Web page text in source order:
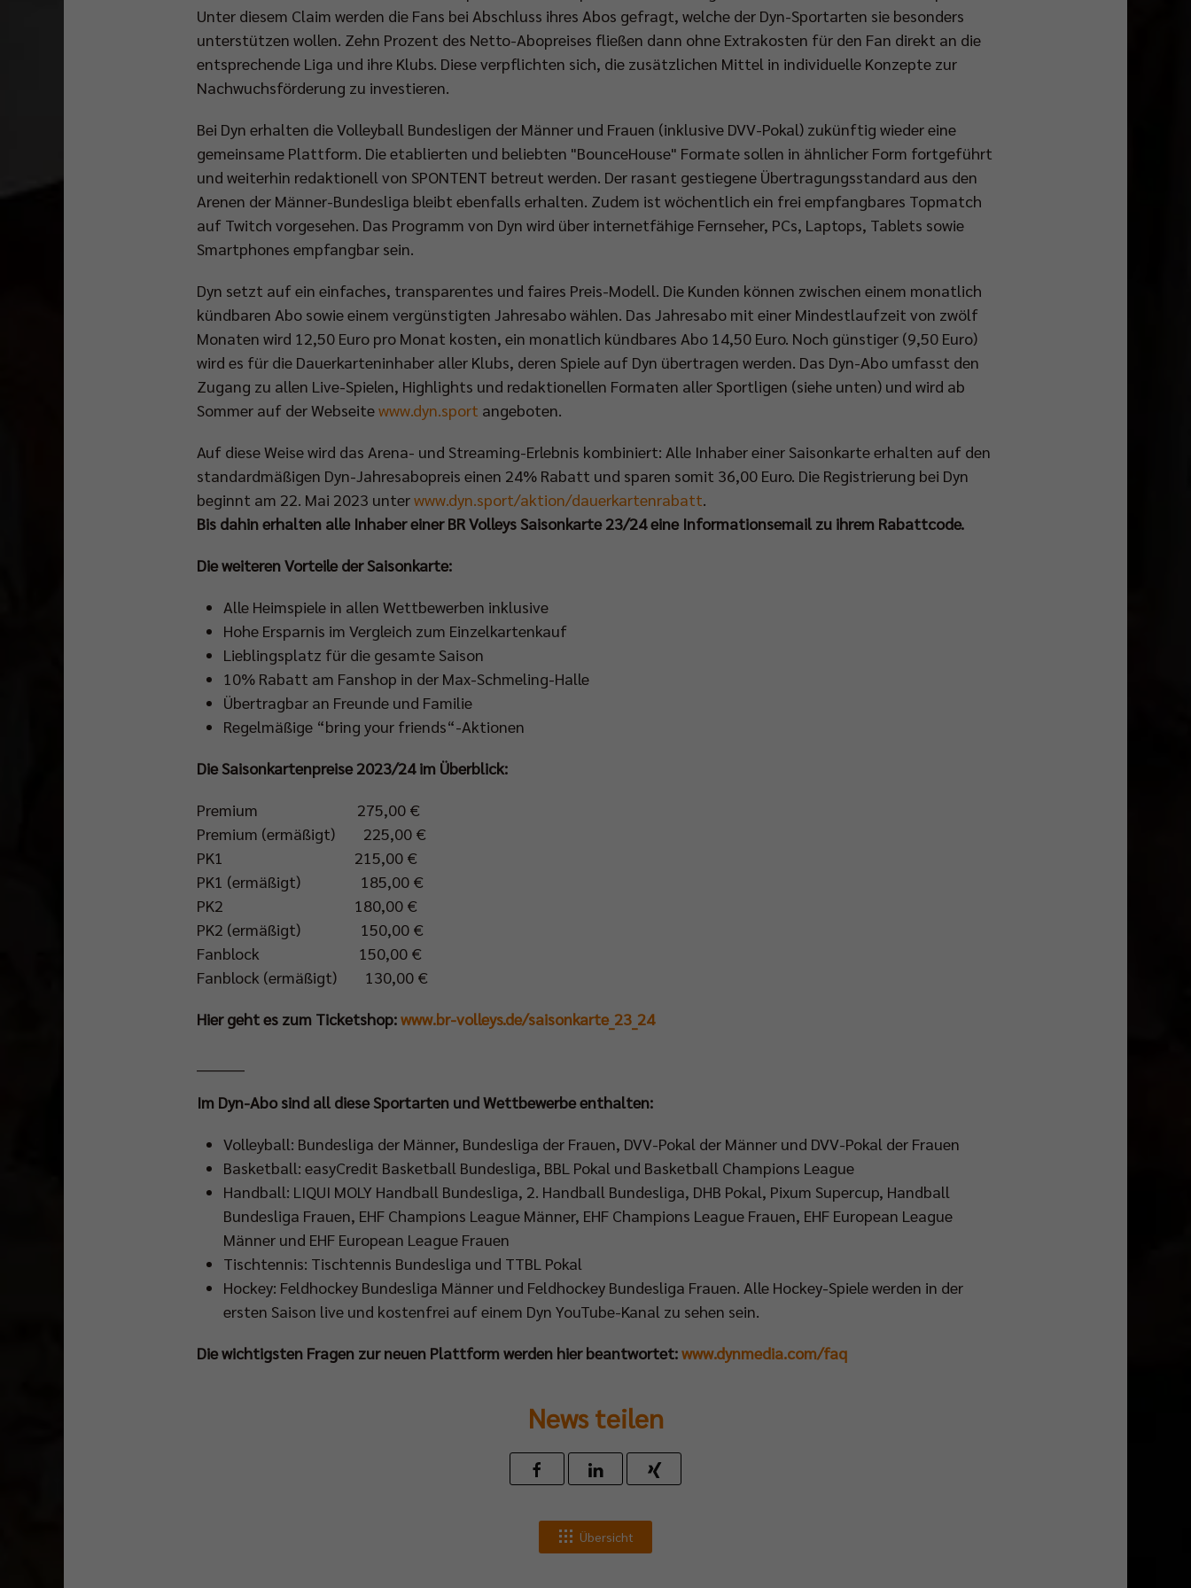
Unter diesem Claim werden die Fans bei Abschluss ihres Abos gefragt, welche der Dyn-Sportarten sie besonders
unterstützen wollen. Zehn Prozent des Netto-Abopreises fließen dann ohne Extrakosten für den Fan direkt an die
entsprechende Liga und ihre Klubs. Diese verpflichten sich, die zusätzlichen Mittel in individuelle Konzepte zur
Nachwuchsförderung zu investieren.
Bei Dyn erhalten die Volleyball Bundesligen der Männer und Frauen (inklusive DVV-Pokal) zukünftig wieder eine
gemeinsame Plattform. Die etablierten und beliebten "BounceHouse" Formate sollen in ähnlicher Form fortgeführt
und weiterhin redaktionell von SPONTENT betreut werden. Der rasant gestiegene Übertragungsstandard aus den
Arenen der Männer-Bundesliga bleibt ebenfalls erhalten. Zudem ist wöchentlich ein frei empfangbares Topmatch
auf Twitch vorgesehen. Das Programm von Dyn wird über internetfähige Fernseher, PCs, Laptops, Tablets sowie
Smartphones empfangbar sein.
Dyn setzt auf ein einfaches, transparentes und faires Preis-Modell. Die Kunden können zwischen einem monatlich
kündbaren Abo sowie einem vergünstigten Jahresabo wählen. Das Jahresabo mit einer Mindestlaufzeit von zwölf
Monaten wird 12,50 Euro pro Monat kosten, ein monatlich kündbares Abo 14,50 Euro. Noch günstiger (9,50 Euro)
wird es für die Dauerkarteninhaber aller Klubs, deren Spiele auf Dyn übertragen werden. Das Dyn-Abo umfasst den
Zugang zu allen Live-Spielen, Highlights und redaktionellen Formaten aller Sportligen (siehe unten) und wird ab
Sommer auf der Webseitewww.dyn.sport angeboten.
Auf diese Weise wird das Arena- und Streaming-Erlebnis kombiniert: Alle Inhaber einer Saisonkarte erhalten auf den
standardmäßigen Dyn-Jahresabopreis einen 24% Rabatt und sparen somit 36,00 Euro. Die Registrierung bei Dyn
beginnt am 22. Mai 2023 unterwww.dyn.sport/aktion/dauerkartenrabatt.
Bis dahin erhalten alle Inhaber einer BR Volleys Saisonkarte 23/24 eine Informationsemail zu ihrem Rabattcode.
Die weiteren Vorteile der Saisonkarte:
Alle Heimspiele in allen Wettbewerben inklusive
Hohe Ersparnis im Vergleich zum Einzelkartenkauf
Lieblingsplatz für die gesamte Saison
10% Rabatt am Fanshop in der Max-Schmeling-Halle
Übertragbar an Freunde und Familie
Regelmäßige “bring your friends“-Aktionen
Die Saisonkartenpreise 2023/24 im Überblick:
Premium 275,00 €
Premium (ermäßigt) 225,00 €
PK1 215,00 €
PK1 (ermäßigt) 185,00 €
PK2 180,00 €
PK2 (ermäßigt) 150,00 €
Fanblock 150,00 €
Fanblock (ermäßigt) 130,00 €
Hier geht es zum Ticketshop:www.br-volleys.de/saisonkarte_23_24
Im Dyn-Abo sind all diese Sportarten und Wettbewerbe enthalten:
Volleyball: Bundesliga der Männer, Bundesliga der Frauen, DVV-Pokal der Männer und DVV-Pokal der Frauen
Basketball: easyCredit Basketball Bundesliga, BBL Pokal und Basketball Champions League
Handball: LIQUI MOLY Handball Bundesliga, 2. Handball Bundesliga, DHB Pokal, Pixum Supercup, Handball
Bundesliga Frauen, EHF Champions League Männer, EHF Champions League Frauen, EHF European League
Männer und EHF European League Frauen
Tischtennis: Tischtennis Bundesliga und TTBL Pokal
Hockey: Feldhockey Bundesliga Männer und Feldhockey Bundesliga Frauen. Alle Hockey-Spiele werden in der
ersten Saison live und kostenfrei auf einem Dyn YouTube-Kanal zu sehen sein.
Die wichtigsten Fragen zur neuen Plattform werden hier beantwortet:www.dynmedia.com/faq
News teilen
Übersicht